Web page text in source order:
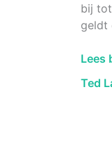
bij
geldt
AbRS
april
Lees
Ted